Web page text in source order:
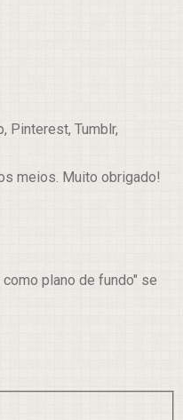
Pinterest, Tumblr,
meios. Muito obrigado!
plano de fundo" se